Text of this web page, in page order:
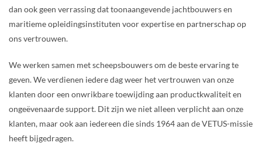
dan ook geen verrassing dat toonaangevende jachtbouwers en
maritieme opleidingsinstituten voor expertise en partnerschap op
ons vertrouwen.
We werken samen met scheepsbouwers om de beste ervaring te
geven. We verdienen iedere dag weer het vertrouwen van onze
klanten door een onwrikbare toewijding aan productkwaliteit en
ongeëvenaarde support. Dit zijn we niet alleen verplicht aan onze
klanten, maar ook aan iedereen die sinds 1964 aan de VETUS-missie
heeft bijgedragen.